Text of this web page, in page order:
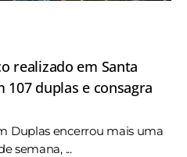
realizado em Santa
107 duplas e consagra
Duplas encerrou mais uma
semana, ...